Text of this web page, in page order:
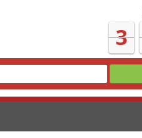
3